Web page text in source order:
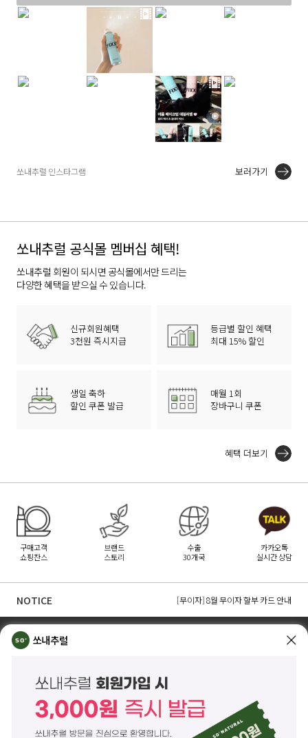
쏘내추럴 인스타그램 보러가기
쏘내추럴 공식몰 멤버십 혜택!
쏘내추럴 회원이 되시면 공식몰에서만 드리는
다양한 혜택을 받으실 수 있습니다.
신규회원혜택
3천원 즉시지급
등급별 할인 혜택
최대 15% 할인
생일 축하
할인 쿠폰 발급
매월 1회
장바구니 쿠폰
혜택 더보기
구매고객
쇼핑찬스
브랜드
스토리
수출
30개국
카카오톡
실시간 상담
NOTICE
[무이자] 8월 PAYCO 혜택 안내
[무이자] 8월 무이자 할부 카드 안내
쏘내추럴 소개
사업자등록번호 261-81-21889
통신판매업신고 제2014-서울강남-03442호
제품/배송 문의help@sonatural.co.kr
마케팅 문의
marketing@sonatural.co.kr
본사 고객센터 문의 02-573-6769 (평일 10:00~18:00 / 점심시간 12:30~13:30)
쏘내추럴